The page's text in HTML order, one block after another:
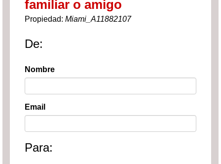
familiar o amigo
Propiedad: Miami_A11882107
De:
Nombre
Email
Para: